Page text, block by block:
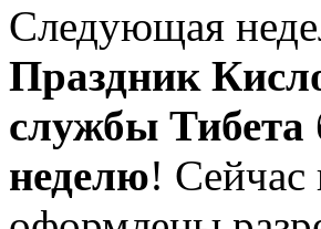
Следующая
Праздник
службы Тибета
неделю! Сейчас